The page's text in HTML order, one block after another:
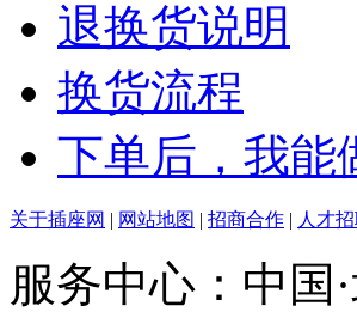
退换货说明
换货流程
下单后，我
关于插座网 | 网站地图 | 招商合作 | 人才
服务中心：中国